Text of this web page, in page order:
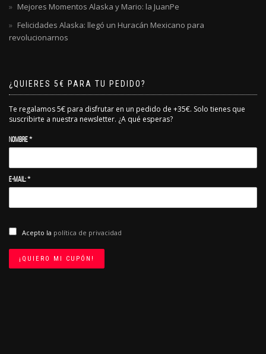
Mejores Momentos Alaska y Mario: la JuanPe
Felicidades Alaska: llegó un Huracán Mexicano para
revolucionarnos
¿QUIERES 5€ PARA TU PEDIDO?
Te regalamos 5€ para disfrutar en un pedido de +35€. Solo tienes que
suscribirte a nuestra newsletter. ¿A qué esperas?
Nombre *
E-mail: *
Acepto la política de privacidad